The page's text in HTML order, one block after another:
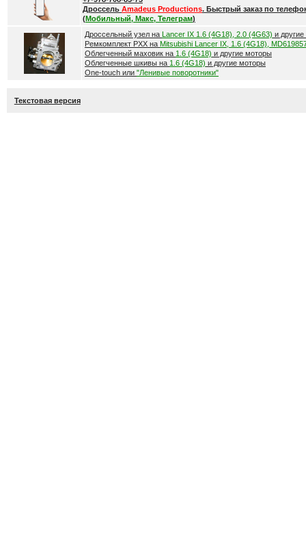
Дроссель Amadeus Productions. Быстрый заказ по
(Мобильный, Макс, Телеграм)
Дроссельный узел на Lancer IX 1.6 (4G18), 2.0 (4G63) и
Ремкомплект РХХ на Mitsubishi Lancer IX, 1.6 (4G18),
Облегченный маховик на 1.6 (4G18) и другие моторы
Облегченные шкивы на 1.6 (4G18) и другие моторы
One-touch или "Ленивые поворотники"
Текстовая версия